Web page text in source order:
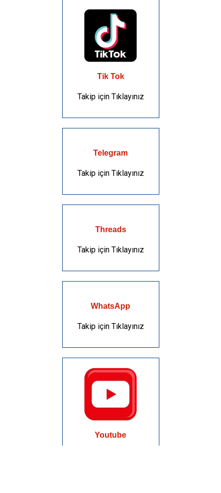
Tik Tok
Takip için Tıklayınız
Telegram
Takip için Tıklayınız
Threads
Takip için Tıklayınız
WhatsApp
Takip için Tıklayınız
Youtube